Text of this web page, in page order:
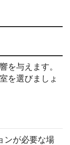
を与えます。
を選びましょ
ンが必要な場